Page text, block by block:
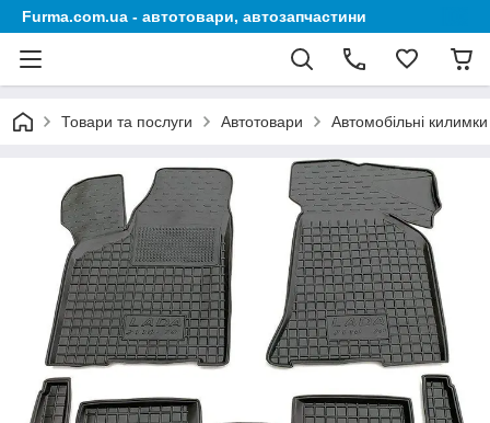
Furma.com.ua - автотовари, автозапчастини
Товари та послуги Автотовари Автомобільні килимки